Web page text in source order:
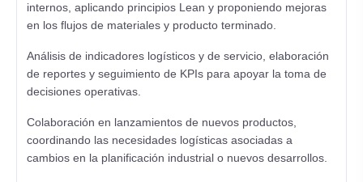
internos, aplicando principios Lean y proponiendo mejoras
en los flujos de materiales y producto terminado.
Análisis de indicadores logísticos y de servicio, elaboración
de reportes y seguimiento de KPIs para apoyar la toma de
decisiones operativas.
Colaboración en lanzamientos de nuevos productos,
coordinando las necesidades logísticas asociadas a
cambios en la planificación industrial o nuevos desarrollos.